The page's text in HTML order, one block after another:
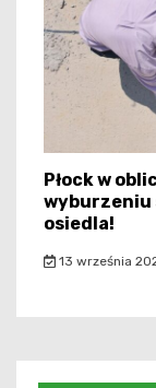
Płock w
wyburzeniu
osiedla!
13 września